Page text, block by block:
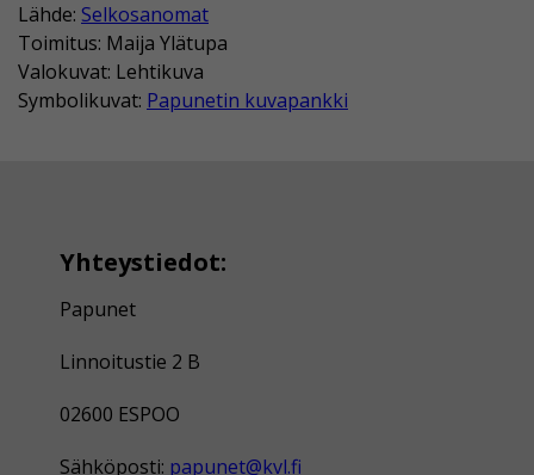
Lähde: Selkosanomat
Toimitus: Maija Ylätupa
Valokuvat: Lehtikuva
Symbolikuvat: Papunetin kuvapankki
Yhteystiedot:
Papunet
Linnoitustie 2 B
02600 ESPOO
Sähköposti: papunet@kvl.fi